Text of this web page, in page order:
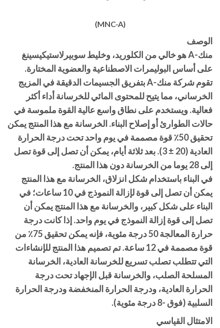
(MNC-A)
الوصف
منك-A هو خالي من الكلوريد، وخليط سوبيرلاستيكيسينغ
على أساس البوليمرات الاصطناعية والعضوية المختارة.
تقوم شركة منك-A بتفريق الجسيمات الدقيقة في المزيج
الخرساني، مما يتيح للمحتوى المائي للخرسانة أداء أكثر
فعالية. ويستخدم على نطاق واسع عالية القوة ملموسة في
حالات الطوارئ أو إصلاح البناء. الخرسانة مع هذا المنتج يمكن
تحقيق 50٪ قوة مصممة في يوم واحد تحت درجة الحرارة
العادية (20 ± 3). بعد ثلاثة أيام، يمكن أن تصل إلى قوة تصل
إلى 28 يوما من الخرسانة دون هذا المنتج.
في البناء باستخدام شكل انزلاق، الخرسانة مع هذا المنتج
يمكن أن تصل إلى قوة لإزالة النموذج في 10 ساعات؛ في
البناء على شكل كبير، والخرسانة مع هذا المنتج يمكن أن
تصل إلى قوة إزالة النموذج في يوم واحد. إذا كانت درجة
حرارة المعالجة 50 درجة مئوية، فإنه يمكن تحقيق 75٪ من
قوة مصممة في 12 ساعة. تم تصميم هذا المنتج للإنشاءات
التي تتطلب تصلب تسريع للخرسانة العادية، الخرسانة
المسلحة الصلب، والخرسانة قبل الإجهاد تحت درجة
الحرارة العادية، ودرجة الحرارة المنخفضة ودرجة الحرارة
السلبية (فوق -8 درجة مئوية).
الامتثال القياسي